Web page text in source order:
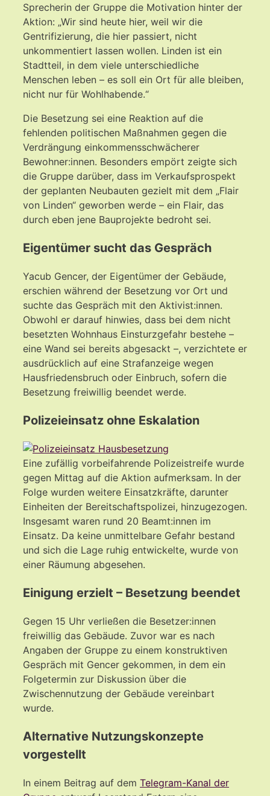
Sprecherin der Gruppe die Motivation hinter der
Aktion: „Wir sind heute hier, weil wir die
Gentrifizierung, die hier passiert, nicht
unkommentiert lassen wollen. Linden ist ein
Stadtteil, in dem viele unterschiedliche
Menschen leben – es soll ein Ort für alle bleiben,
nicht nur für Wohlhabende.“
Die Besetzung sei eine Reaktion auf die
fehlenden politischen Maßnahmen gegen die
Verdrängung einkommensschwächerer
Bewohner:innen. Besonders empört zeigte sich
die Gruppe darüber, dass im Verkaufsprospekt
der geplanten Neubauten gezielt mit dem „Flair
von Linden“ geworben werde – ein Flair, das
durch eben jene Bauprojekte bedroht sei.
Eigentümer sucht das Gespräch
Yacub Gencer, der Eigentümer der Gebäude,
erschien während der Besetzung vor Ort und
suchte das Gespräch mit den Aktivist:innen.
Obwohl er darauf hinwies, dass bei dem nicht
besetzten Wohnhaus Einsturzgefahr bestehe –
eine Wand sei bereits abgesackt –, verzichtete er
ausdrücklich auf eine Strafanzeige wegen
Hausfriedensbruch oder Einbruch, sofern die
Besetzung freiwillig beendet werde.
Polizeieinsatz ohne Eskalation
Eine zufällig vorbeifahrende Polizeistreife wurde
gegen Mittag auf die Aktion aufmerksam. In der
Folge wurden weitere Einsatzkräfte, darunter
Einheiten der Bereitschaftspolizei, hinzugezogen.
Insgesamt waren rund 20 Beamt:innen im
Einsatz. Da keine unmittelbare Gefahr bestand
und sich die Lage ruhig entwickelte, wurde von
einer Räumung abgesehen.
Einigung erzielt – Besetzung beendet
Gegen 15 Uhr verließen die Besetzer:innen
freiwillig das Gebäude. Zuvor war es nach
Angaben der Gruppe zu einem konstruktiven
Gespräch mit Gencer gekommen, in dem ein
Folgetermin zur Diskussion über die
Zwischennutzung der Gebäude vereinbart
wurde.
Alternative Nutzungskonzepte
vorgestellt
In einem Beitrag auf dem Telegram-Kanal der